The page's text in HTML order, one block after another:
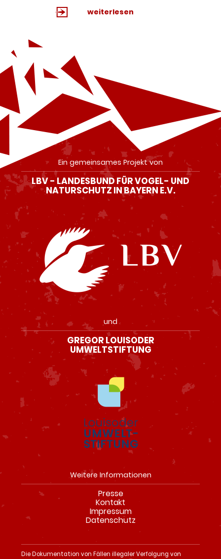
weiterlesen
Ein gemeinsames Projekt von
LBV - LANDESBUND FÜR VOGEL- UND
NATURSCHUTZ IN BAYERN E.V.
und
GREGOR LOUISODER
UMWELTSTIFTUNG
Weitere Informationen
Navigation
überspringen
Presse
Kontakt
Impressum
Datenschutz
Die Dokumentation von Fällen illegaler Verfolgung von